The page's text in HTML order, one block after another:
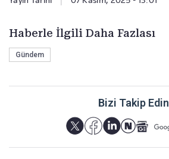
Haberle İlgili Daha Fazlası
Gündem
Bizi Takip Edin